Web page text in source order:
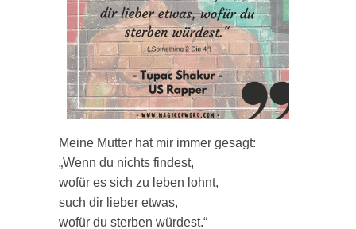
Meine Mutter hat mir immer gesagt:
„Wenn du nichts findest,
wofür es sich zu leben lohnt,
such dir lieber etwas,
wofür du sterben würdest.“